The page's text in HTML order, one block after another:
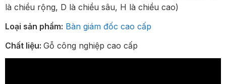
là chiều rộng, D là chiều sâu, H là chiều cao)
Loại sản phẩm: Bàn giám đốc cao cấp
Chất liệu: Gỗ công nghiệp cao cấp